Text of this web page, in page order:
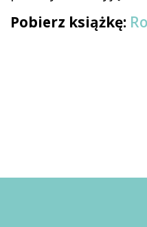
Pobierz książkę: